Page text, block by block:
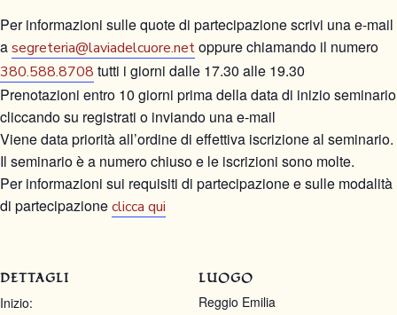
Per informazioni sulle quote di partecipazione scrivi una e-mail
asegreteria@laviadelcuore.netoppure chiamando il numero
380.588.8708 tutti i giorni dalle 17.30 alle 19.30
Prenotazioni entro 10 giorni prima della data di inizio seminario
cliccando su registrati o inviando una e-mail
Viene data priorità all’ordine di effettiva iscrizione al seminario.
Il seminario è a numero chiuso e le iscrizioni sono molte.
Per informazioni sui requisiti di partecipazione e sulle modalità
di partecipazioneclicca qui
DETTAGLI
Inizio:
LUOGO
Reggio Emilia